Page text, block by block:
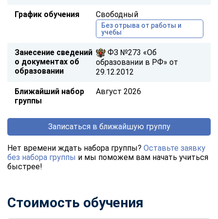
График обучения Свободный
Без отрыва от работы и
учебы
Занесение сведений
о документах об
образовании
ФЗ №273 «Об
образовании в РФ» от
29.12.2012
Ближайший набор
группы
Август 2026
Записаться в ближайшую группу
Нет времени ждать набора группы? Оставьте заявку
без набора группы и мы поможем вам начать учиться
быстрее!
Стоимость обучения